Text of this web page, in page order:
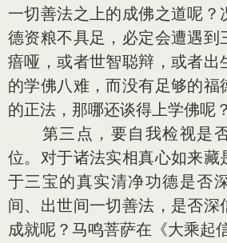
一切善法之上的成佛之道呢？
德资粮不具足，必定会遭遇到
瘖哑，或者世智聪辩，或者出
的学佛八难，而没有足够的福
的正法，那哪还谈得上学佛呢？
第三点，要自我检视是
位。对于诸法实相真心如来藏
于三宝的真实清净功德是否
间、出世间一切善法，是否深
成就呢？马鸣菩萨在《大乘起